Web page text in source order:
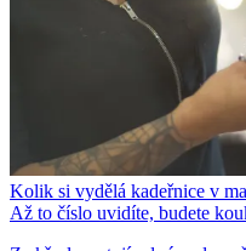
Kolik si vydělá kadeřnice v
Až to číslo uvidíte, budete